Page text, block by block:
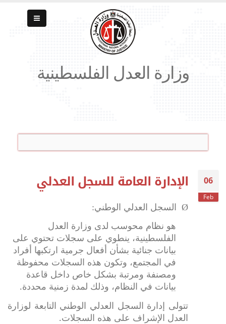
وزارة العدل الفلسطينية
06
Feb
الإدارة العامة للسجل العدلي
Ø السجل العدلي الوطني:
هو نظام محوسب لدى وزارة العدل
الفلسطينية، ينطوي على سجلات تحتوي على
بيانات جنائية بشأن أفعال جرمية ارتكبها أفراد
في المجتمع، وتكون هذه السجلات محفوظة
ومصنفة ومرتبة بشكل خاص داخل قاعدة
بيانات في النظام، وذلك لمدة زمنية محددة.
تتولى إدارة السجل العدلي الوطني التابعة لوزارة
العدل الإشراف على هذه السجلات.